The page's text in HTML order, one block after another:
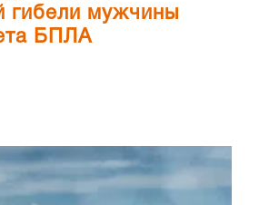
гибели мужчины
БПЛА